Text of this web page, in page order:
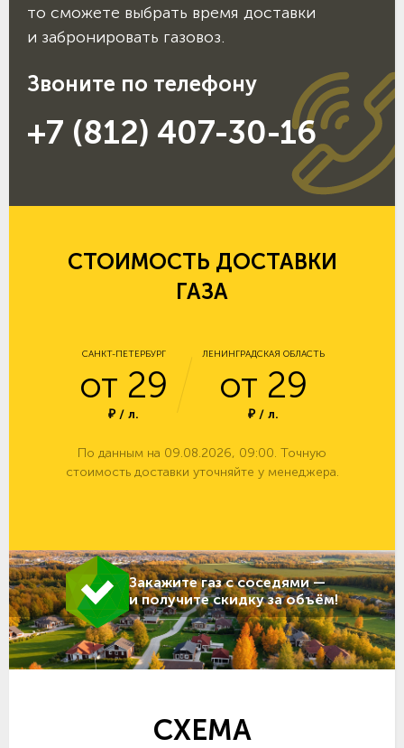
то сможете выбрать время доставки
и забронировать газовоз.
Звоните по телефону
+7 (812) 407-30-16
СТОИМОСТЬ ДОСТАВКИ
ГАЗА
САНКТ-ПЕТЕРБУРГ
от 29
₽ / л.
ЛЕНИНГРАДСКАЯ ОБЛАСТЬ
от 29
₽ / л.
По данным на 09.08.2026, 09:00. Точную
стоимость доставки уточняйте у менеджера.
Закажите газ с соседями —
и получите скидку за объём!
СХЕМА